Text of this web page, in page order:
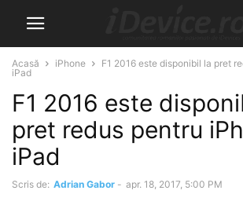
Acasă iPhone
F1 2016 este disponibil la pret
iPad
F1 2016 este
pret redus pentru
iPad
Scris de: Adrian Gabor - apr. 18, 2017, 5:00 PM